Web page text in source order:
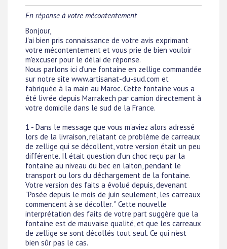
En réponse à votre mécontentement
Bonjour,
J'ai bien pris connaissance de votre avis exprimant
votre mécontentement et vous prie de bien vouloir
m'excuser pour le délai de réponse.
Nous parlons ici d'une fontaine en zellige commandée
sur notre site www.artisanat-du-sud.com et
fabriquée à la main au Maroc. Cette fontaine vous a
été livrée depuis Marrakech par camion directement à
votre domicile dans le sud de la France.
1 - Dans le message que vous m'aviez alors adressé
lors de la livraison, relatant ce problème de carreaux
de zellige qui se décollent, votre version était un peu
différente. Il était question d'un choc reçu par la
fontaine au niveau du bec en laiton, pendant le
transport ou lors du déchargement de la fontaine.
Votre version des faits a évolué depuis, devenant
"Posée depuis le mois de juin seulement, les carreaux
commencent à se décoller. " Cette nouvelle
interprétation des faits de votre part suggère que la
fontaine est de mauvaise qualité, et que les carreaux
de zellige se sont décollés tout seul. Ce qui n'est
bien sûr pas le cas.